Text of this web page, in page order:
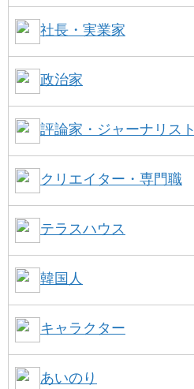
社長・実業家
政治家
評論家・ジャーナリスト
クリエイター・専門職
テラスハウス
韓国人
キャラクター
あいのり